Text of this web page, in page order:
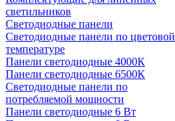
светильников
Светодиодные панели
Светодиодные панели по цветовой
температуре
Панели светодиодные 4000К
Панели светодиодные 6500К
Светодиодные панели по
потребляемой мощности
Панели светодиодные 6 Вт